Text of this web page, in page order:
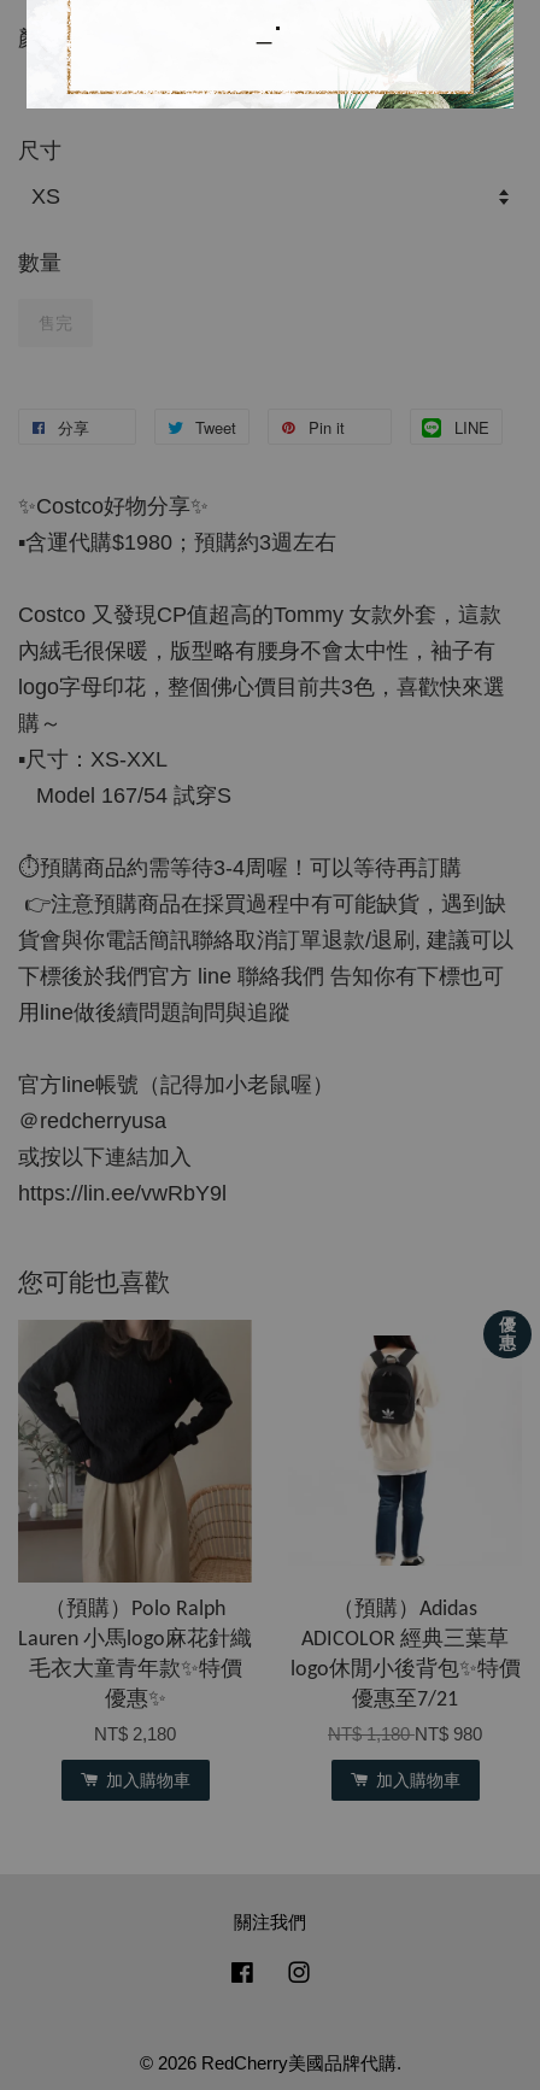
_･
顏色
尺寸
數量
售完
分享 Tweet Pin it LINE
✨Costco好物分享✨
▪️含運代購$1980；預購約3週左右
Costco 又發現CP值超高的Tommy 女款外套，這款
內絨毛很保暖，版型略有腰身不會太中性，袖子有
logo字母印花，整個佛心價目前共3色，喜歡快來選
購～
▪️尺寸：XS-XXL
Model 167/54 試穿S
⏱預購商品約需等待3-4周喔！可以等待再訂購
👉注意預購商品在採買過程中有可能缺貨，遇到缺
貨會與你電話簡訊聯絡取消訂單退款/退刷, 建議可以
下標後於我們官方 line 聯絡我們 告知你有下標也可
用line做後續問題詢問與追蹤
官方line帳號（記得加小老鼠喔）
＠redcherryusa
或按以下連結加入
https://lin.ee/vwRbY9l
您可能也喜歡
（預購）Polo Ralph
Lauren 小馬logo麻花針織
毛衣大童青年款✨特價
優惠✨
NT$ 2,180
加入購物車
優
惠
（預購）Adidas
ADICOLOR 經典三葉草
logo休閒小後背包✨特價
優惠至7/21
NT$ 1,180NT$ 980
加入購物車
關注我們
Facebook
© 2026 RedCherry美國品牌代購.